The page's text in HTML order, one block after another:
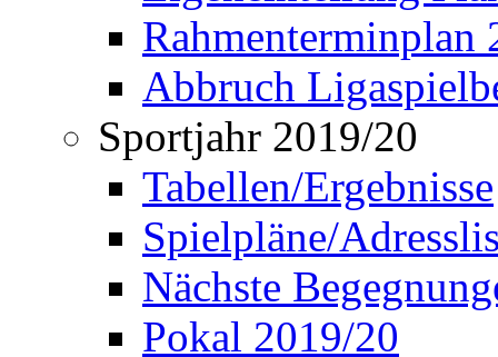
Rahmenterminplan
Abbruch
Sportjahr 2019/20
Tabellen/Ergebnisse
Spielpläne/
Nächste
Pokal 2019/20